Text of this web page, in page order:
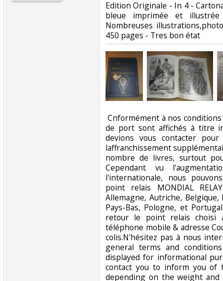
Edition Originale - In 4 -
bleue imprimée et
Nombreuses
450 pages - Tres bon état ‎
Cnformément à nos
de port sont affichés à titre
devions vous contacter
laffranchissement
nombre de livres, surtout
Cependant vu
l'internationale, nous
point relais MONDIAL
Allemagne, Autriche,
Pays-Bas, Pologne, et
retour le point relais choisi
téléphone mobile & adresse
colis.N'hésitez pas à nous
general terms and
displayed for informational
contact you to inform you of
depending on the weight and